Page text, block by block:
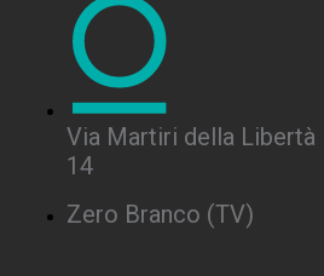
Via Martiri della Libertà
14
Zero Branco (TV)